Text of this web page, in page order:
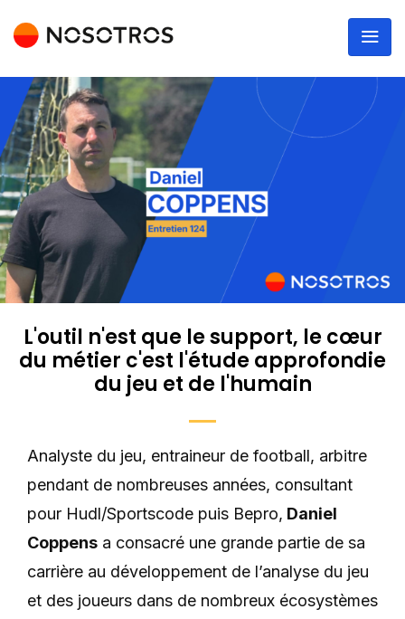
L'outil n'est que le support, le cœur
du métier c'est l'étude approfondie
du jeu et de l'humain
Analyste du jeu, entraineur de football, arbitre
pendant de nombreuses années, consultant
pour Hudl/Sportscode puis Bepro, Daniel
Coppens a consacré une grande partie de sa
carrière au développement de l’analyse du jeu
et des joueurs dans de nombreux écosystèmes